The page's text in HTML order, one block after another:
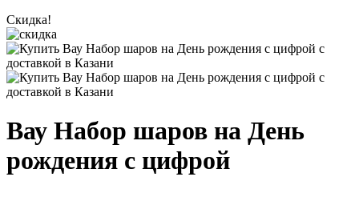
Скидка!
Вау Набор шаров на День
рождения с цифрой